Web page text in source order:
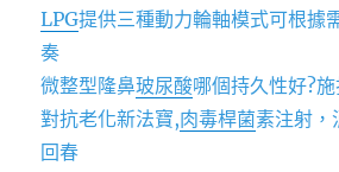
LPG提供三種動力輪軸模式可根據
奏
微整型隆鼻玻尿酸哪個持久性好?
對抗老化新法寶,肉毒桿菌素注射，
回春